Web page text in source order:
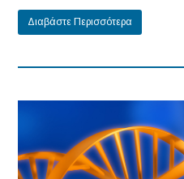
Διαβάστε Περισσότερα